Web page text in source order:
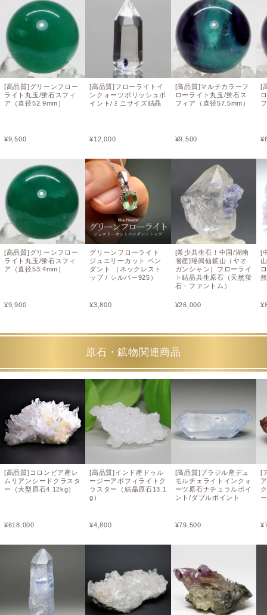
[高品質]グリーンフロー
ライト丸玉/蛍石スフィ
ア（直径52.9mm）
¥9,500
[高品質]グリーンフロー
ライト丸玉/蛍石スフィ
ア（直径53.4mm）
¥9,900
[高品質]フローライトイ
ンクォーツポリッシュポ
イント/ミニサイズ結晶
¥12,000
グリーンフローライト
ジュエリーカット ペン
ダント （ネックレスト
ップ / シルバー925）
¥3,800
[高品質]マルチカラーフ
ローライト丸玉/蛍石ス
フィア（直径57.5mm）
¥9,500
[希少共生石！中国/湖南
省産]瑶崗仙鉱山（ヤオ
ガンシャン）フローライ
ト結晶共生原石（天然蛍
石・ファントム）
¥26,000
[
¥
[
¥
原石・鉱物関連商品
[高品質]コロンビア産レ
ムリアンシードクラスタ
ー（大型原石4.12kg）
¥618,000
[高品質]インド産ドゥル
ージーアポフィライトク
ラスター（結晶原石13.1
g）
¥4,800
[高品質]ブラジル産デュ
モルチェライトインクォ
ーツ原石ナチュラルポイ
ント/ダブルポイント
¥79,500
[
¥